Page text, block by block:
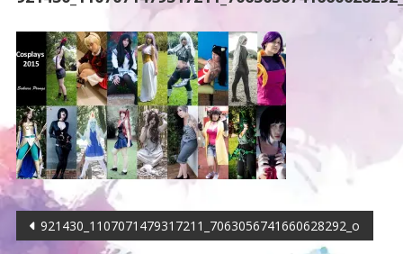
Navegação
921430_1107071479317211_7063056741660628292_o